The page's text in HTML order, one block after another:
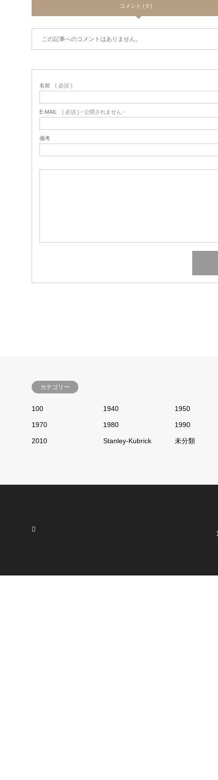
コメント ( 0 )
この記事へのコメントはありません。
名前 ( 必須 )
E-MAIL ( 必須 ) - 公開されません -
備考
カテゴリー
100 1940 1950
1970 1980 1990
2010 Stanley-Kubrick 未分類